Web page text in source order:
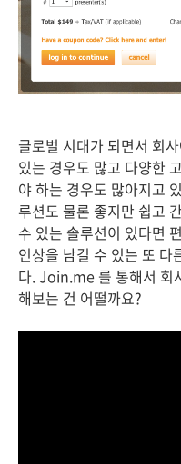
글로벌 시대가 되면서 회
있는 경우도 많고 다양한
야 하는 경우도 많아지고
루션도 물론 좋지만 쉽고
수 있는 솔루션이 있다면
인상을 남길 수 있는 또 다
다. Join.me 를 통해서 회
해보는 건 어떨까요?